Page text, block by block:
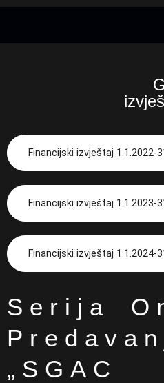
Godišnji
Financijski izvještaj 1.1.2022-
Financijski izvještaj 1.1.2023-
Financijski izvještaj 1.1.2024-
Serija
„SGAC